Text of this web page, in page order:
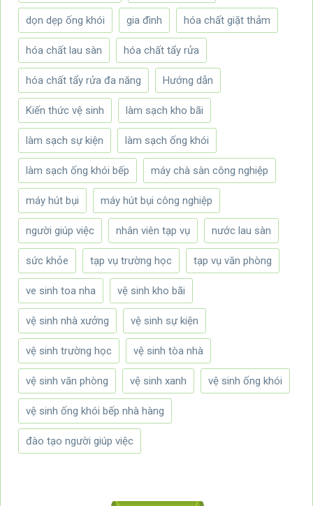
dọn dẹp ống khói gia đình hóa chất giặt thảm
hóa chất lau sàn hóa chất tẩy rửa
hóa chất tẩy rửa đa năng Hướng dẫn
Kiến thức vệ sinh làm sạch kho bãi
làm sạch sự kiện làm sạch ống khói
làm sạch ống khói bếp máy chà sàn công nghiệp
máy hút bụi máy hút bụi công nghiệp
người giúp việc nhân viên tạp vụ nước lau sàn
sức khỏe tạp vụ trường học tạp vụ văn phòng
ve sinh toa nha vệ sinh kho bãi
vệ sinh nhà xưởng vệ sinh sự kiện
vệ sinh trường học vệ sinh tòa nhà
vệ sinh văn phòng vệ sinh xanh vệ sinh ống khói
vệ sinh ống khói bếp nhà hàng
đào tạo người giúp việc